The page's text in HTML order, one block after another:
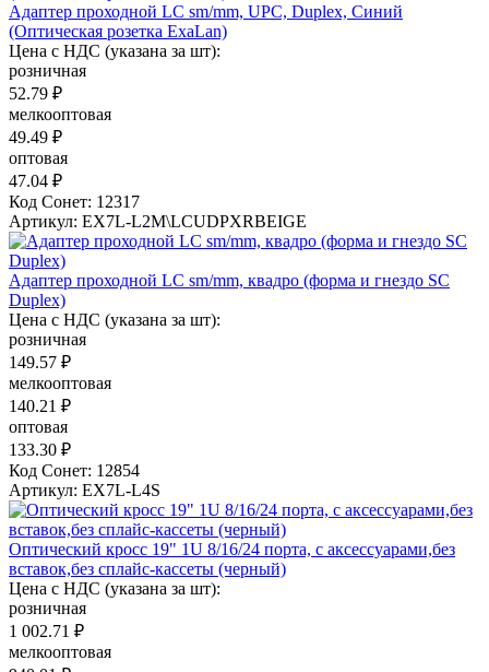
Адаптер проходной LC sm/mm, UPC, Duplex, Синий
(Оптическая розетка ExaLan)
Цена с НДС (указана за шт):
розничная
52.79 ₽
мелкооптовая
49.49 ₽
оптовая
47.04 ₽
Код Сонет: 12317
Артикул: EX7L-L2M\LCUDPXRBEIGE
Адаптер проходной LС sm/mm, квадро (форма и гнездо SC
Duplex)
Цена с НДС (указана за шт):
розничная
149.57 ₽
мелкооптовая
140.21 ₽
оптовая
133.30 ₽
Код Сонет: 12854
Артикул: EX7L-L4S
Оптический кросс 19" 1U 8/16/24 порта, с аксессуарами,без
вставок,без сплайс-кассеты (черный)
Цена с НДС (указана за шт):
розничная
1 002.71 ₽
мелкооптовая